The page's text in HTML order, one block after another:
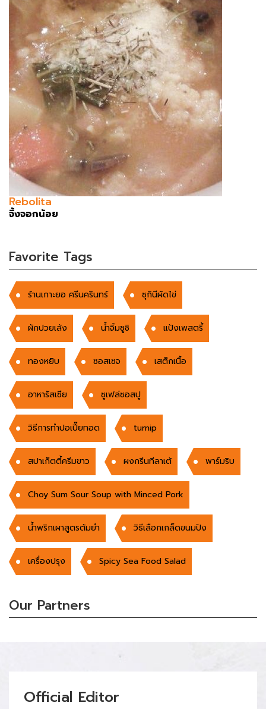
Rebolita
จิ้งจอกน้อย
Favorite Tags
ร้านเกาะยอ ศรีนครินทร์ ซุกินีผัดไข่
ผักปวยเล้ง น้ำจิ้มชูชิ แป้งเพสตรี้
ทองหยิบ ซอสเซจ เสต็กเนื้อ
อาหารัสเซีย ซูเฟล่ซอสปู
วิธีการทำปอเปี๊ยทอด turnip
สปาเก็ตตี้ครีมขาว ผงกรีนทีลาเต้ พาร์มริบ
Choy Sum Sour Soup with Minced Pork
น้ำพริกเผาสูตรต้มยำ วิธีเลือกเกล็ดขนมปัง
เครื่องปรุง Spicy Sea Food Salad
Our Partners
Official Editor